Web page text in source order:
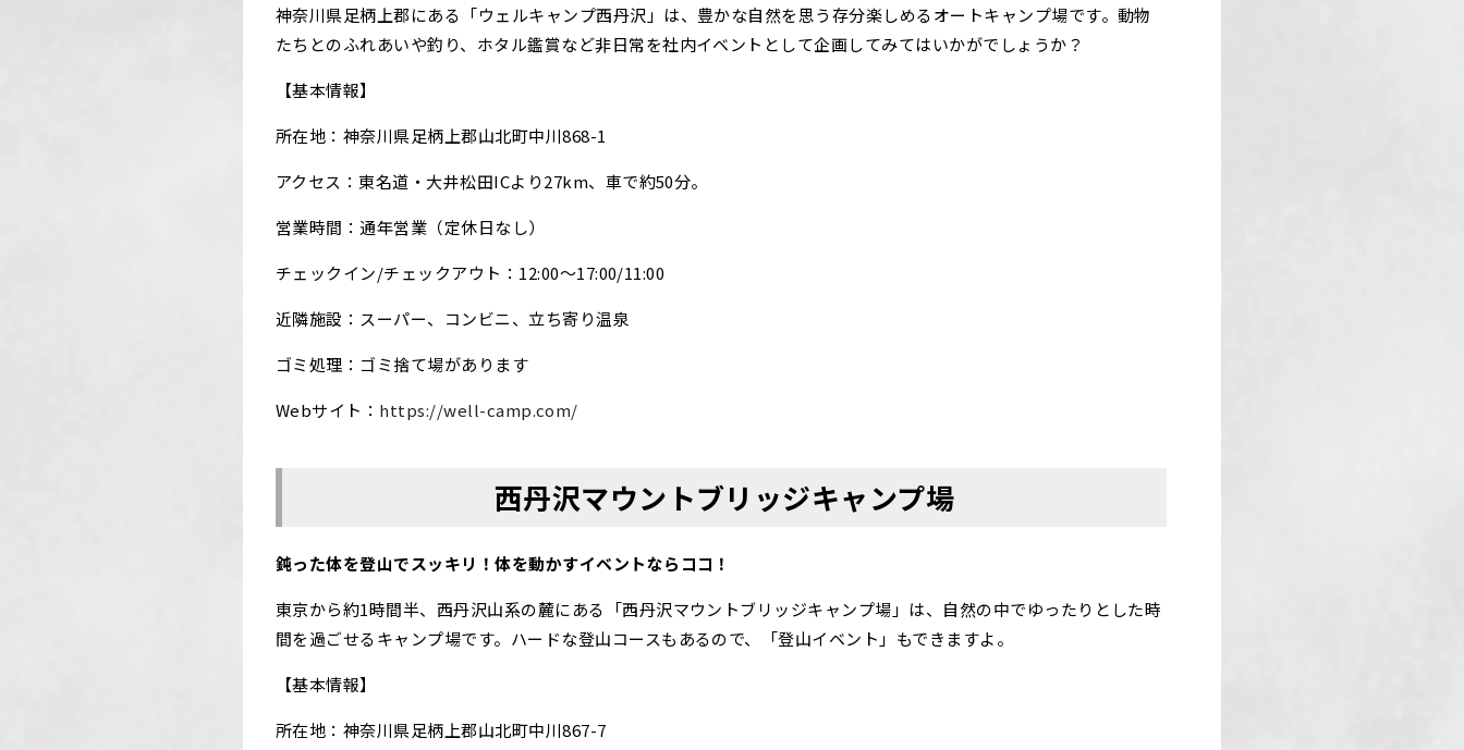
神奈川県足柄上郡にある「ウェルキャンプ西丹沢」は、豊かな自然を思う存分楽しめるオートキャンプ場です。動物
たちとのふれあいや釣り、ホタル鑑賞など非日常を社内イベントとして企画してみてはいかがでしょうか？
【基本情報】
所在地：神奈川県足柄上郡山北町中川868-1
アクセス：東名道・大井松田ICより27km、車で約50分。
営業時間：通年営業（定休日なし）
チェックイン/チェックアウト：12:00〜17:00/11:00
近隣施設：スーパー、コンビニ、立ち寄り温泉
ゴミ処理：ゴミ捨て場があります
Webサイト： https://well-camp.com/
西丹沢マウントブリッジキャンプ場
鈍った体を登山でスッキリ！体を動かすイベントならココ！
東京から約1時間半、西丹沢山系の麓にある「西丹沢マウントブリッジキャンプ場」は、自然の中でゆったりとした時
間を過ごせるキャンプ場です。ハードな登山コースもあるので、「登山イベント」もできますよ。
【基本情報】
所在地：神奈川県足柄上郡山北町中川867-7